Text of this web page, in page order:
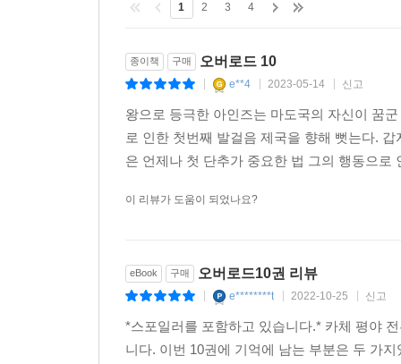
1 2 3 4
종이책 구매 오버로드 10
e**4 2023-05-14 신고
왕으로 등극한 아인즈는 마도국의 자신이 꿈
로 인한 첫번째 발걸음 제국을 향해 뻣는다.
은 언제나 첫 단추가 중요한 법 그의 행동으
이 리뷰가 도움이 되었나요?
eBook 구매 오버로드10권 리뷰
e********t 2022-10-25 신고
*스포일러를 포함하고 있습니다.* 카체 평야
니다. 이번 10권에 기억에 남는 부분은 두 가